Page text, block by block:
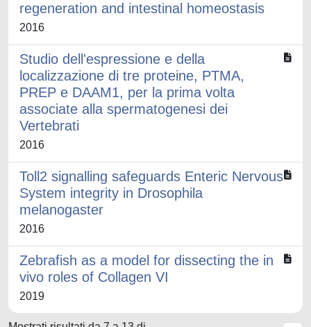
regeneration and intestinal homeostasis
2016
Studio dell'espressione e della
localizzazione di tre proteine, PTMA,
PREP e DAAM1, per la prima volta
associate alla spermatogenesi dei
Vertebrati
2016
Toll2 signalling safeguards Enteric Nervous
System integrity in Drosophila
melanogaster
2016
Zebrafish as a model for dissecting the in
vivo roles of Collagen VI
2019